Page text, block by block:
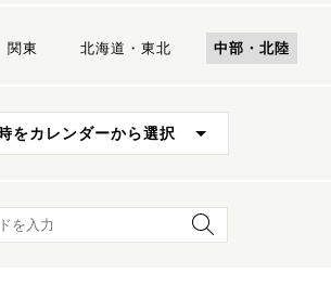
関東 北海道・東北 中部・北陸
をカレンダーから選択
検索